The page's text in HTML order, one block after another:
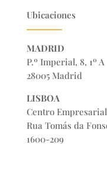
Ubicaciones
MADRID
P.º Imperial, 8, 1º A
28005 Madrid
LISBOA
Centro
Rua Tomás da
1600-209